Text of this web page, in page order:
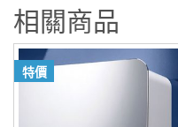
相關商品
特價